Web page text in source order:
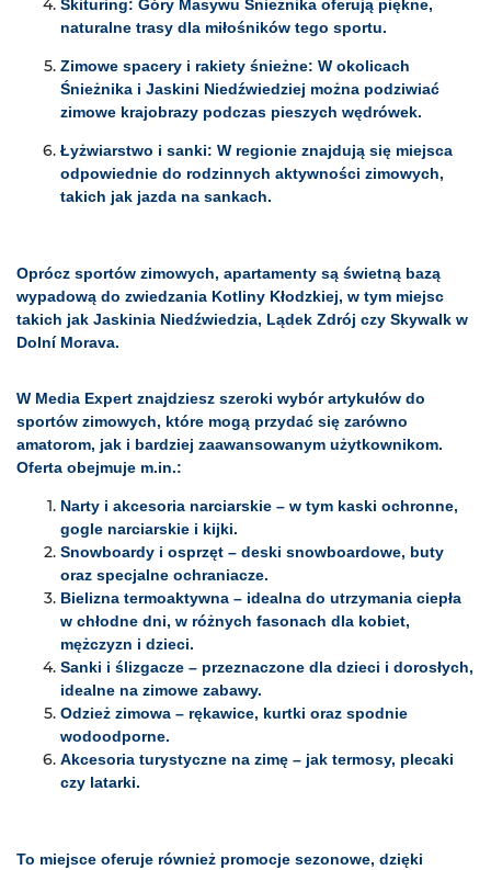
Skituring: Góry Masywu Śnieżnika oferują piękne,
naturalne trasy dla miłośników tego sportu.
Zimowe spacery i rakiety śnieżne: W okolicach
Śnieżnika i Jaskini Niedźwiedziej można podziwiać
zimowe krajobrazy podczas pieszych wędrówek.
Łyżwiarstwo i sanki: W regionie znajdują się miejsca
odpowiednie do rodzinnych aktywności zimowych,
takich jak jazda na sankach.
Oprócz sportów zimowych, apartamenty są świetną bazą
wypadową do zwiedzania Kotliny Kłodzkiej, w tym miejsc
takich jak Jaskinia Niedźwiedzia, Lądek Zdrój czy Skywalk w
Dolní Morava.
W Media Expert znajdziesz szeroki wybór artykułów do
sportów zimowych, które mogą przydać się zarówno
amatorom, jak i bardziej zaawansowanym użytkownikom.
Oferta obejmuje m.in.:
Narty i akcesoria narciarskie – w tym kaski ochronne,
gogle narciarskie i kijki.
Snowboardy i osprzęt – deski snowboardowe, buty
oraz specjalne ochraniacze.
Bielizna termoaktywna – idealna do utrzymania ciepła
w chłodne dni, w różnych fasonach dla kobiet,
mężczyzn i dzieci.
Sanki i ślizgacze – przeznaczone dla dzieci i dorosłych,
idealne na zimowe zabawy.
Odzież zimowa – rękawice, kurtki oraz spodnie
wodoodporne.
Akcesoria turystyczne na zimę – jak termosy, plecaki
czy latarki.
To miejsce oferuje również promocje sezonowe, dzięki